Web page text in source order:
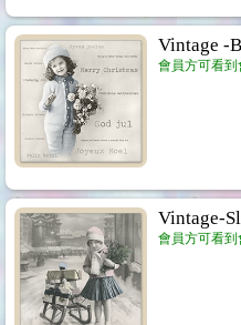
系列...158
Vintage -
會員方可看到
Vintage-
會員方可看到